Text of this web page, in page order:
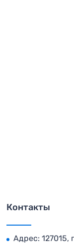
Контакты
Адрес: 127015,